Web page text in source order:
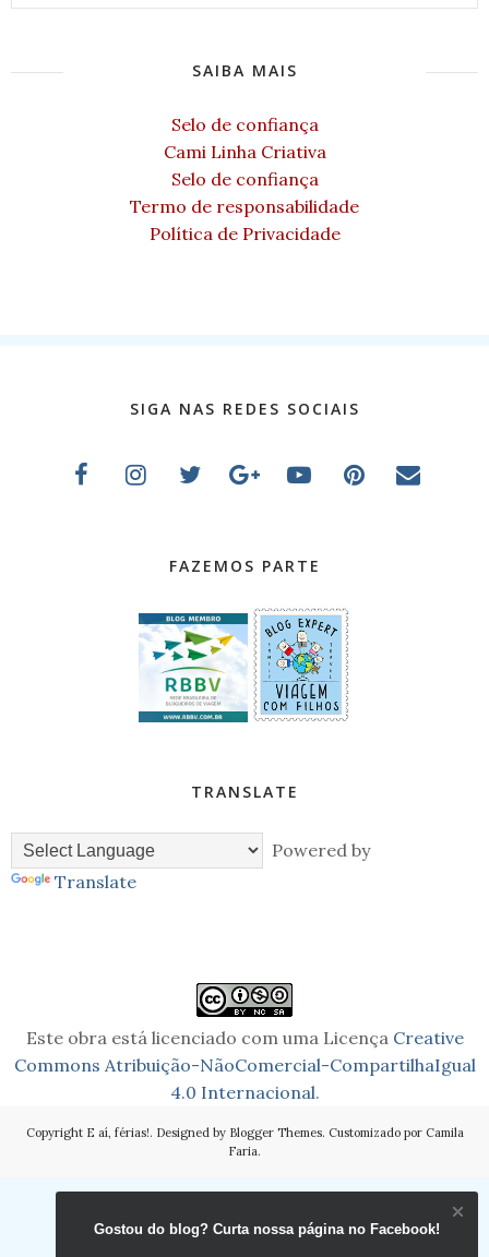
SAIBA MAIS
Selo de confiança
Cami Linha Criativa
Selo de confiança
Termo de responsabilidade
Política de Privacidade
SIGA NAS REDES SOCIAIS
FAZEMOS PARTE
TRANSLATE
Powered by
Translate
Este obra está licenciado com uma Licença Creative
Commons Atribuição-NãoComercial-CompartilhaIgual
4.0 Internacional.
Copyright E aí, férias!. Designed by Blogger Themes. Customizado por Camila
Faria.
Gostou do blog? Curta nossa página no Facebook!